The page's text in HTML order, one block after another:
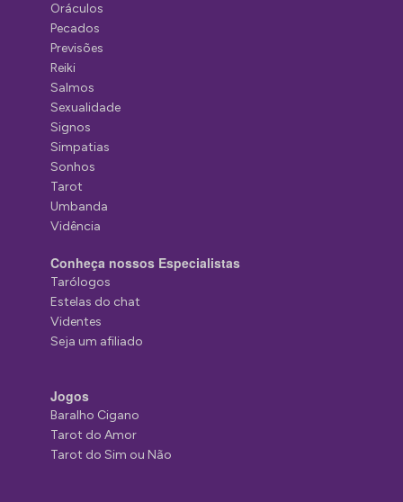
Oráculos
Pecados
Previsões
Reiki
Salmos
Sexualidade
Signos
Simpatias
Sonhos
Tarot
Umbanda
Vidência
Conheça nossos Especialistas
Tarólogos
Estelas do chat
Videntes
Seja um afiliado
Jogos
Baralho Cigano
Tarot do Amor
Tarot do Sim ou Não